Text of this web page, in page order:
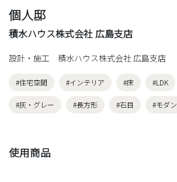
個人邸
積水ハウス株式会社 広島支店
設計・施工 積水ハウス株式会社 広島支店
#住宅空間 #インテリア #床 #LDK
#灰・グレー #長方形 #石目 #モダン
使用商品